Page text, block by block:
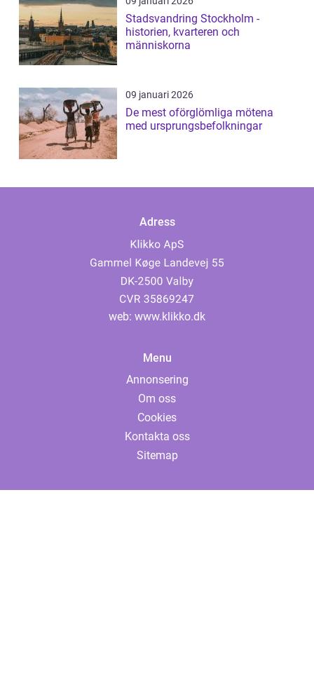
Stadsvandring Stockholm -
historien, kvarteren och
människorna
09 januari 2026
De mest oförglömliga mötena
med ursprungsbefolkningar
Adress
web: www.klikko.dk
Menu
Annonsering
Om oss
Cookies
Kontakta oss
Sitemap